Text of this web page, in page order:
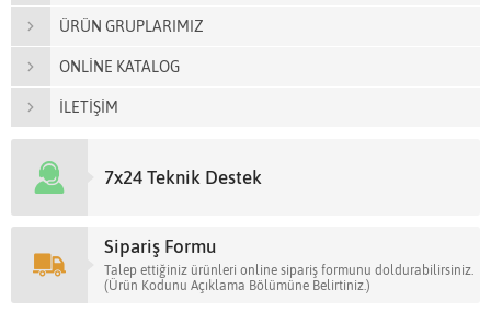
ÜRÜN GRUPLARIMIZ
ONLİNE KATALOG
İLETİŞİM
7x24 Teknik Destek
Sipariş Formu
Talep ettiğiniz ürünleri online sipariş formunu doldurabilirsiniz.
(Ürün Kodunu Açıklama Bölümüne Belirtiniz.)